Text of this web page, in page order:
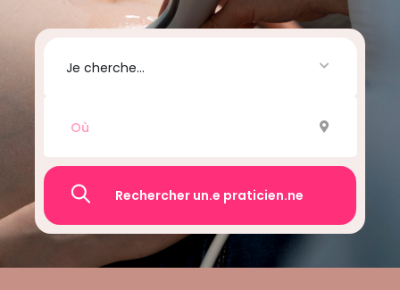
Je cherche...
Recherche